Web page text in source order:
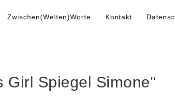
Zwischen(Welten)Worte Kontakt
Girl Spiegel Simone"